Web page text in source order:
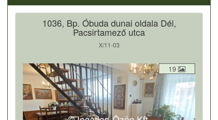
1036, Bp. Óbuda dunai oldala Dél,
Pacsirtamező utca
X/11-03
19